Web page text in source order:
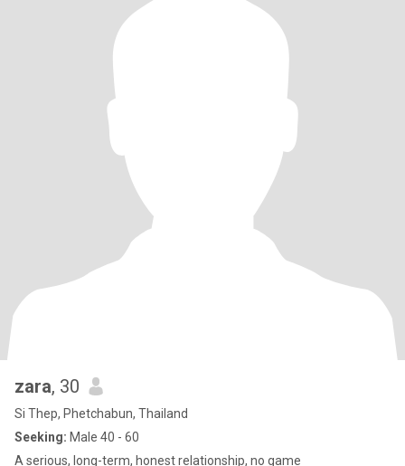
zara, 30
Si Thep, Phetchabun, Thailand
Seeking: Male 40 - 60
A serious, long-term, honest relationship, no game